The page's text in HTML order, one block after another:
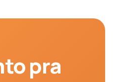
pra